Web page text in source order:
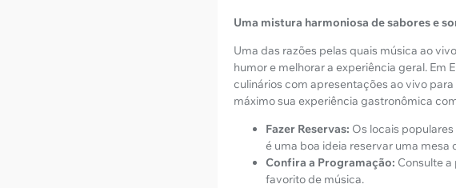
Uma mistura harmoniosa de sabores e
Uma das razões pelas quais música ao
humor e melhorar a experiência geral. Em
culinários com apresentações ao vivo
máximo sua experiência gastronômica
Fazer Reservas: Os locais
é uma boa ideia reservar uma mesa
Confira a Programação: Consulte
favorito de música.